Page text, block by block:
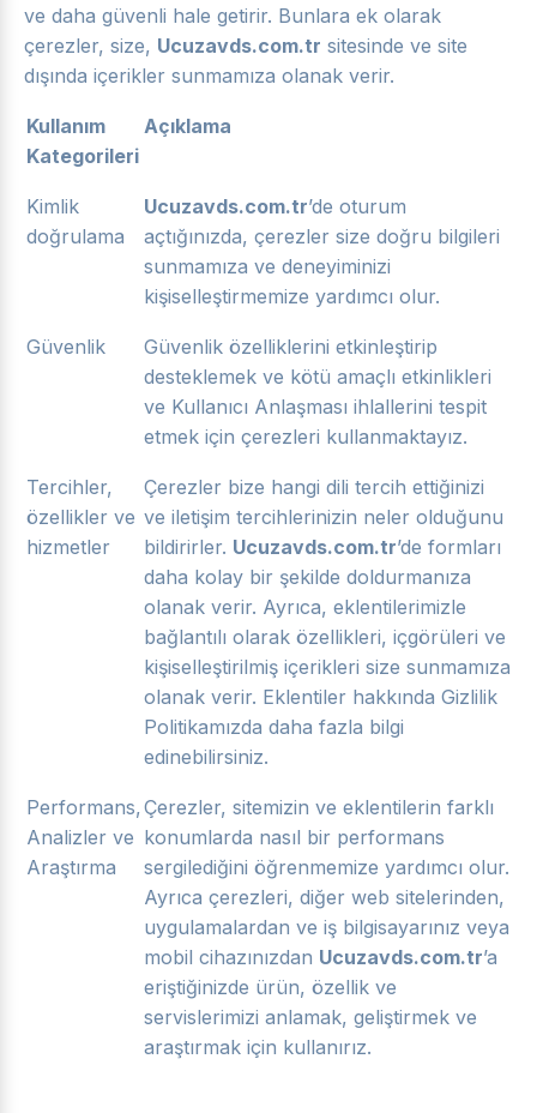
ve daha güvenli hale getirir. Bunlara ek olarak
çerezler, size, Ucuzavds.com.tr sitesinde ve site
dışında içerikler sunmamıza olanak verir.
Kullanım
Kategorileri
Açıklama
Kimlik
doğrulama
Ucuzavds.com.tr’de oturum
açtığınızda, çerezler size doğru bilgileri
sunmamıza ve deneyiminizi
kişiselleştirmemize yardımcı olur.
Güvenlik
Güvenlik özelliklerini etkinleştirip
desteklemek ve kötü amaçlı etkinlikleri
ve Kullanıcı Anlaşması ihlallerini tespit
etmek için çerezleri kullanmaktayız.
Tercihler,
özellikler ve
hizmetler
Çerezler bize hangi dili tercih ettiğinizi
ve iletişim tercihlerinizin neler olduğunu
bildirirler. Ucuzavds.com.tr’de formları
daha kolay bir şekilde doldurmanıza
olanak verir. Ayrıca, eklentilerimizle
bağlantılı olarak özellikleri, içgörüleri ve
kişiselleştirilmiş içerikleri size sunmamıza
olanak verir. Eklentiler hakkında Gizlilik
Politikamızda daha fazla bilgi
edinebilirsiniz.
Performans,
Analizler ve
Araştırma
Çerezler, sitemizin ve eklentilerin farklı
konumlarda nasıl bir performans
sergilediğini öğrenmemize yardımcı olur.
Ayrıca çerezleri, diğer web sitelerinden,
uygulamalardan ve iş bilgisayarınız veya
mobil cihazınızdan Ucuzavds.com.tr’a
eriştiğinizde ürün, özellik ve
servislerimizi anlamak, geliştirmek ve
araştırmak için kullanırız.